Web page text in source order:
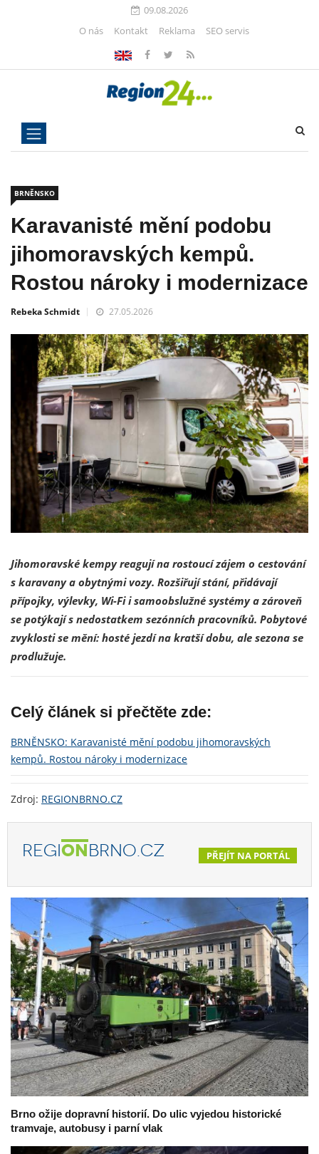
09.08.2026
O nás
Kontakt Reklama SEO servis
BRNĚNSKO
Karavanisté mění podobu
jihomoravských kempů.
Rostou nároky i modernizace
Rebeka Schmidt 27.05.2026
Jihomoravské kempy reagují na rostoucí zájem o cestování
s karavany a obytnými vozy. Rozšiřují stání, přidávají
přípojky, výlevky, Wi-Fi i samoobslužné systémy a zároveň
se potýkají s nedostatkem sezónních pracovníků. Pobytové
zvyklosti se mění: hosté jezdí na kratší dobu, ale sezona se
prodlužuje.
Celý článek si přečtěte zde:
BRNĚNSKO: Karavanisté mění podobu jihomoravských
kempů. Rostou nároky i modernizace
Zdroj: REGIONBRNO.CZ
REGIONBRNO.CZ PŘEJÍT NA PORTÁL
Brno ožije dopravní historií. Do ulic vyjedou historické
tramvaje, autobusy i parní vlak